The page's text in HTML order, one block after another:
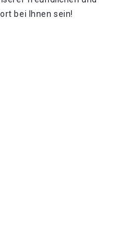
bei Ihnen sein!